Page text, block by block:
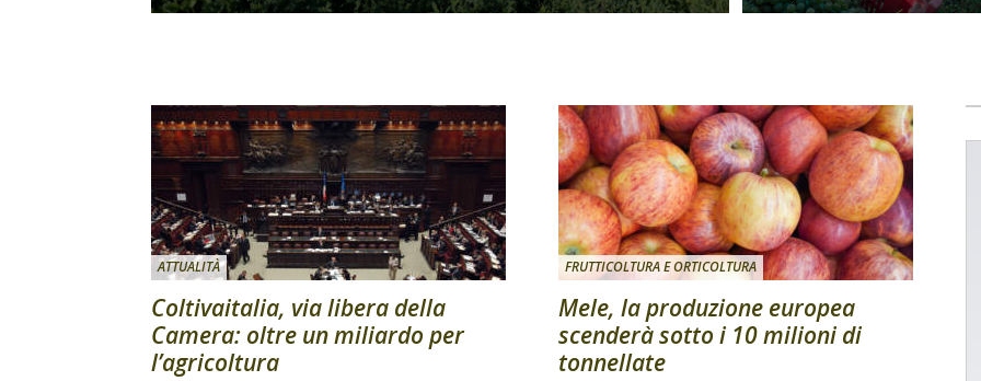
ATTUALITÀ
Coltivaitalia, via libera della
Camera: oltre un miliardo per
l’agricoltura
FRUTTICOLTURA E ORTICOLTURA
Mele, la produzione europea
scenderà sotto i 10 milioni di
tonnellate